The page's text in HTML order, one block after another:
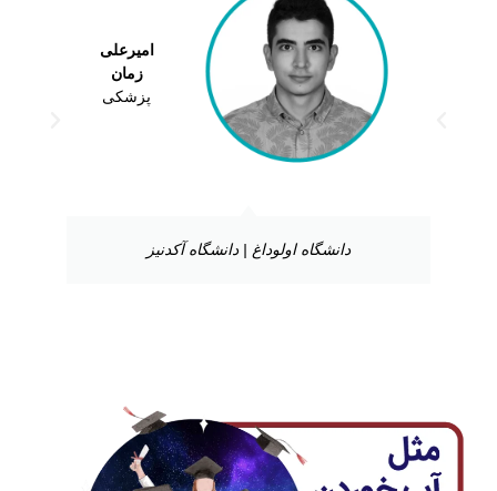
دانشگاه اولوداغ | دانشگاه آکدنیز
امیرعلی
زمان
پزشکی